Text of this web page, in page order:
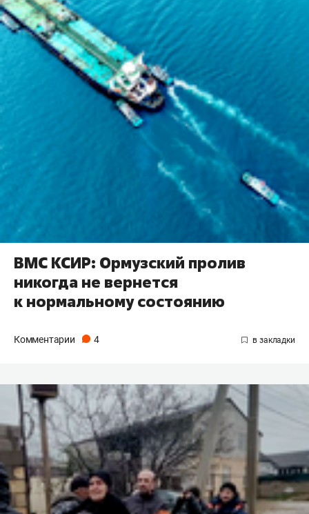
ВМС КСИР: Ормузский пролив
никогда не вернется
к нормальному состоянию
Комментарии 4